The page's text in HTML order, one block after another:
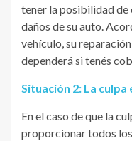
tener la posibilidad
daños de su auto.
vehículo, su
dependerá si tenés
Situación 2: La
En el caso de que la
proporcionar todos